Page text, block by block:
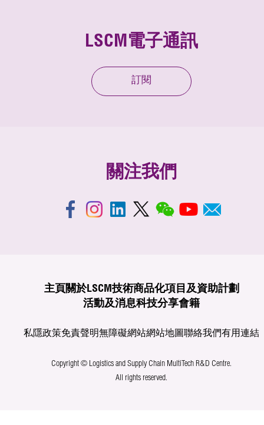
LSCM電子通訊
訂閱
關注我們
主頁 關於LSCM技術商品化項目及資助計劃
活動及消息科技分享會籍
私隱政策免責聲明無障礙網站網站地圖聯絡我們有用連結
Copyright © Logistics and Supply Chain MultiTech R&D Centre.
All rights reserved.